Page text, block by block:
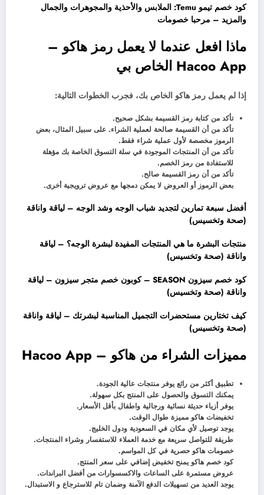
كود خصم تيمو Temu: الملابس والأحذية والمجوهرات والجمال
والمزيد – مرحبا خصومات
ماذا افعل عندما لا يعمل رمز هاكو –
Hacoo App الخاص بي
إذا لم يعمل رمز هاكو الخاص بك، فجرب الخطوات التالية:
تأكد من كتابة رمز القسيمة بشكل صحيح.
تأكد من أن القسيمة صالحة لعملية الشراء. على سبيل المثال، بعض
الرموز مخصصة لأول عملية شراء فقط.
تأكد من أن المنتجات الموجودة في سلة التسوق الخاصة بك مؤهلة
للاستفادة من رمز الخصم.
تأكد من أن رمز القسيمة صالح.
بعض الرموز أو العروض لا يمكن دمجها مع عروض ترويجية أخرى.
أفضل سبعة تمارين لتجديد شباب الوجه وشد الوجه – لياقة واناقة
(صحة وتخسيس)
منتجات البشرة ما هي المنتجات المفيدة لبشرة الوجه؟ – لياقة
واناقة (صحة وتخسيس)
كود خصم سيزون SEASON – كوبون خصم متجر سيزون – لياقة
واناقة (صحة وتخسيس)
كيف تختارين مستحضرات التجميل المناسبة لبشرتك – لياقة واناقة
(صحة وتخسيس)
مميزات الشراء من هاكو – Hacoo App
تطبيق أكثر من رائع يوفر منتجات عالية الجودة.
يمكنك التسوق والحصول على المنتج بكل سهولة.
يوفر أزياء حديثة نسائية ورجالية واطفال بأقل الأسعار.
تخفيضات هاكو مميزة طوال الوقت.
يوجد توصيل لأي مكان في السعودية ودول الخليج.
طريقة للتواصل سريعة مع خدمة العملاء للاستفسار وشراء المنتجات.
خصومات هاكو حصرية في كل المواسم.
كود خصم هاكو يمنح تخفيض إضافي على سعر المنتج.
عروض مستمرة على الساعات والاكسسوارات من أفضل البراندات.
يوجد العديد من تسهيلات الدفع الآمنة وضمان تام للاسترجاع و الاستبدال.